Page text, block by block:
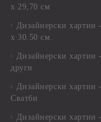
х 29,70 см
Дизайнерски хартии
x 30.50 см.
Дизайнерски хартии -
други
Дизайнерски хартии -
Сватби
Дизайнерски хартии -